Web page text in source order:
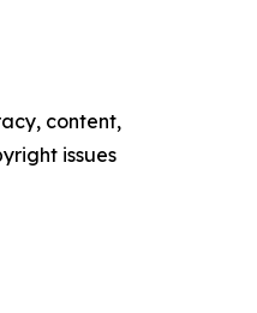
content,
issues